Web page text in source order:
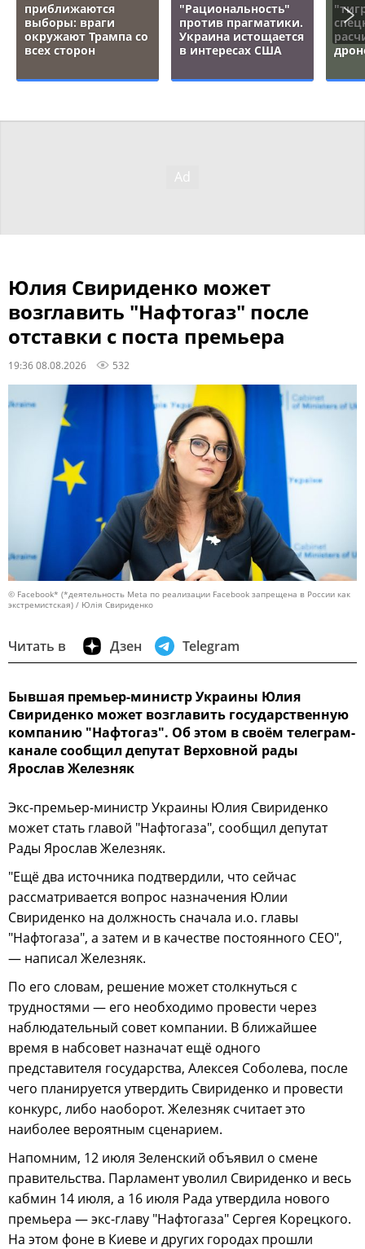
приближаются
выборы: враги
окружают Трампа со
всех сторон
"Рациональность"
против прагматики.
Украина истощается
в интересах США
Юлия Свириденко может
возглавить "Нафтогаз" после
отставки с поста премьера
19:36 08.08.2026 532
© Facebook* (*деятельность Meta по реализации Facebook запрещена в России как
экстремистская) / Юлія Свириденко
Читать в Дзен Telegram
Бывшая премьер-министр Украины Юлия
Свириденко может возглавить государственную
компанию "Нафтогаз". Об этом в своём телеграм-
канале сообщил депутат Верховной рады
Ярослав Железняк
Экс-премьер-министр Украины Юлия Свириденко
может стать главой "Нафтогаза", сообщил депутат
Рады Ярослав Железняк.
"Ещё два источника подтвердили, что сейчас
рассматривается вопрос назначения Юлии
Свириденко на должность сначала и.о. главы
"Нафтогаза", а затем и в качестве постоянного CEO",
— написал Железняк.
По его словам, решение может столкнуться с
трудностями — его необходимо провести через
наблюдательный совет компании. В ближайшее
время в набсовет назначат ещё одного
представителя государства, Алексея Соболева, после
чего планируется утвердить Свириденко и провести
конкурс, либо наоборот. Железняк считает это
наиболее вероятным сценарием.
Напомним, 12 июля Зеленский объявил о смене
правительства. Парламент уволил Свириденко и весь
кабмин 14 июля, а 16 июля Рада утвердила нового
премьера — экс-главу "Нафтогаза" Сергея Корецкого.
На этом фоне в Киеве и других городах прошли